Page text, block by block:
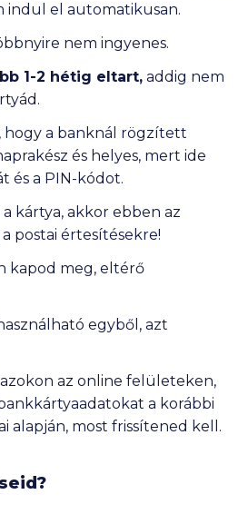
indul el automatikusan.
nem ingyenes.
1-2 hétig eltart, addig nem
hogy a banknál rögzített
és helyes, mert ide
és a PIN-kódot.
kártya, akkor ebben az
postai értesítésekre!
kapod meg, eltérő
egyből, azt
az online felületeken,
a korábbi
alapján, most frissítened kell.